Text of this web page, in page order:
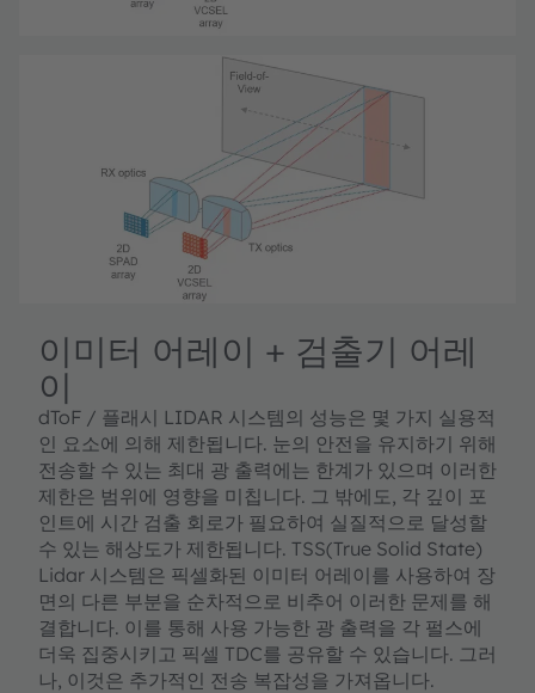
이미터 어레이 + 검출기 어레
이
dToF / 플래시 LIDAR 시스템의 성능은 몇 가지 실용적
인 요소에 의해 제한됩니다. 눈의 안전을 유지하기 위해
전송할 수 있는 최대 광 출력에는 한계가 있으며 이러한
제한은 범위에 영향을 미칩니다. 그 밖에도, 각 깊이 포
인트에 시간 검출 회로가 필요하여 실질적으로 달성할
수 있는 해상도가 제한됩니다. TSS(True Solid State)
Lidar 시스템은 픽셀화된 이미터 어레이를 사용하여 장
면의 다른 부분을 순차적으로 비추어 이러한 문제를 해
결합니다. 이를 통해 사용 가능한 광 출력을 각 펄스에
더욱 집중시키고 픽셀 TDC를 공유할 수 있습니다. 그러
나, 이것은 추가적인 전송 복잡성을 가져옵니다.